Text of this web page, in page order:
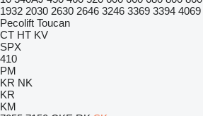
1932 2030 2630 2646 3246 3369 3394 4069
Pecolift Toucan
CT HT KV
SPX
410
PM
KR NK
KR
KM